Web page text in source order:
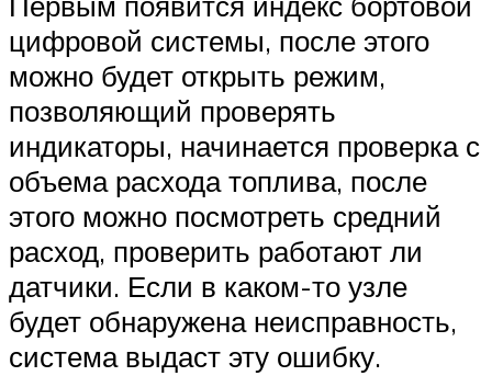
цифровой системы, после этого
можно будет открыть режим,
позволяющий проверять
индикаторы, начинается проверка с
объема расхода топлива, после
этого можно посмотреть средний
расход, проверить работают ли
датчики. Если в каком-то узле
будет обнаружена неисправность,
система выдаст эту ошибку.